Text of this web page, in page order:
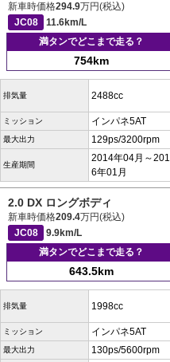
新車時価格294.9万円(税込)
JC08
11.6km/L
満タンでどこまで走る？
754km
排気量 2488cc
ミッション インパネ5AT
最大出力 129ps/3200rpm
生産期間
2014年04月～201
6年01月
2.0 DX ロングボディ
新車時価格209.4万円(税込)
JC08
9.9km/L
満タンでどこまで走る？
643.5km
排気量 1998cc
ミッション インパネ5AT
最大出力 130ps/5600rpm